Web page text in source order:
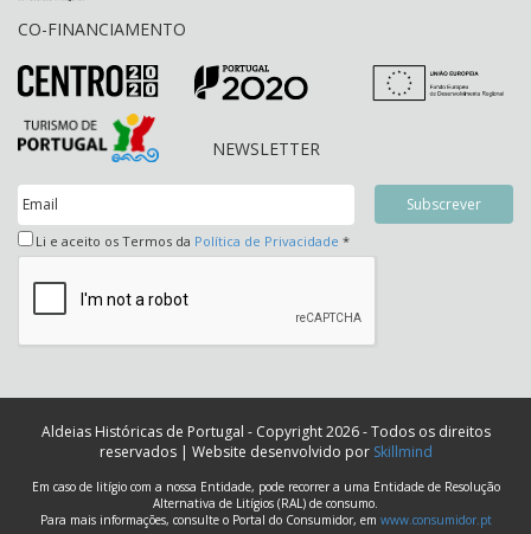
CO-FINANCIAMENTO
NEWSLETTER
Li e aceito os Termos da Política de Privacidade *
Aldeias Históricas de Portugal - Copyright 2026 - Todos os direitos
reservados | Website desenvolvido por Skillmind
Em caso de litígio com a nossa Entidade, pode recorrer a uma Entidade de Resolução
Alternativa de Litígios (RAL) de consumo.
Para mais informações, consulte o Portal do Consumidor, em www.consumidor.pt